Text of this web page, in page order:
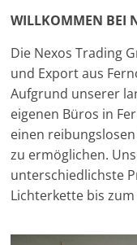
WILLKOMMEN BEI
Die Nexos Trading
und Export aus
Aufgrund unserer
eigenen Büros in
einen
zu ermöglichen.
unterschiedlichste
Lichterkette bis zum